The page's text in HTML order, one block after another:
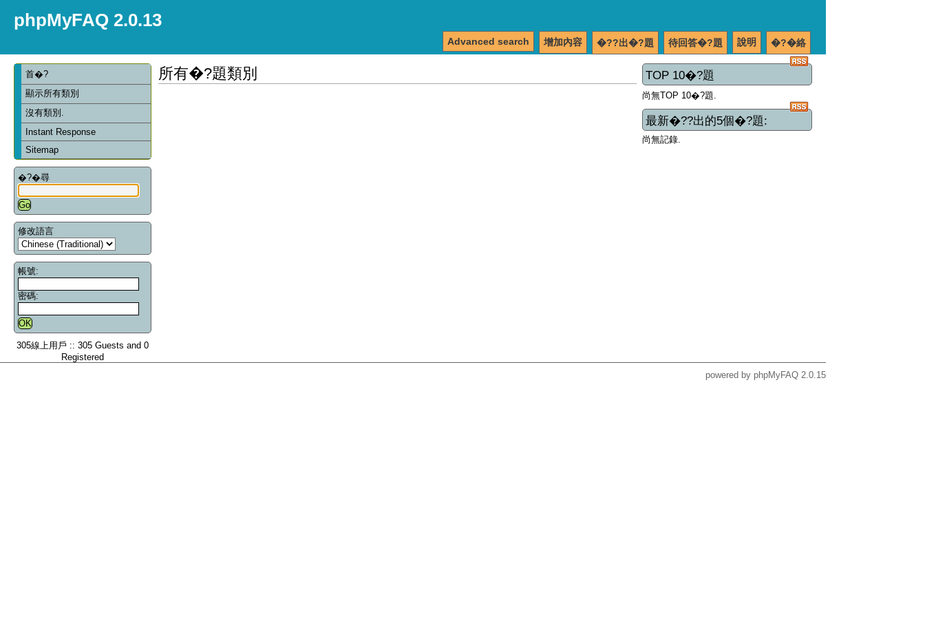
phpMyFAQ 2.0.13
�?�絡
說明
待回答�?題
�??出�?題
增加內容
Advanced search
首�?
顯示所有類別
沒有類別.
Instant Response
Sitemap
�?�尋
修改語言
帳號:
密碼:
305線上用戶 :: 305 Guests and 0
Registered
TOP 10�?題
尚無TOP 10�?題.
最新�??出的5個�?題:
尚無記錄.
所有�?題類別
powered by phpMyFAQ 2.0.15